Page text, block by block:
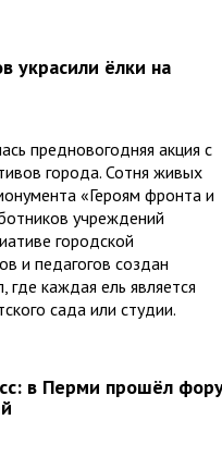
украсили ёлки на
предновогодняя акция с
города. Сотня живых
«Героям фронта и
учреждений
городской
и педагогов создан
где каждая ель является
сада или студии.
в Перми прошёл